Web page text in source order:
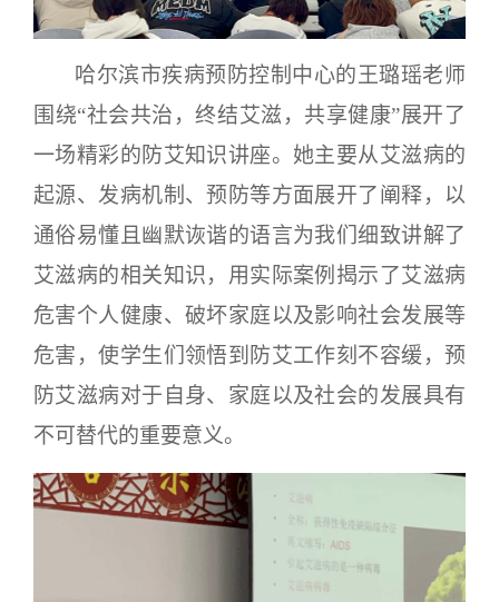
哈尔滨市疾病预防控制中心的王璐瑶老师
围绕“社会共治，终结艾滋，共享健康”展开了
一场精彩的防艾知识讲座。她主要从艾滋病的
起源、发病机制、预防等方面展开了阐释，以
通俗易懂且幽默诙谐的语言为我们细致讲解了
艾滋病的相关知识，用实际案例揭示了艾滋病
危害个人健康、破坏家庭以及影响社会发展等
危害，使学生们领悟到防艾工作刻不容缓，预
防艾滋病对于自身、家庭以及社会的发展具有
不可替代的重要意义。